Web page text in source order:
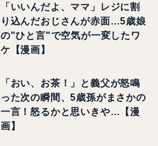
「いいんだよ、ママ」レジに割
り込んだおじさんが赤面…5歳娘
の"ひと言"で空気が一変したワ
ケ【漫画】
「おい、お茶！」と義父が怒鳴
った次の瞬間、5歳孫がまさかの
一言！怒るかと思いきや…【漫
画】